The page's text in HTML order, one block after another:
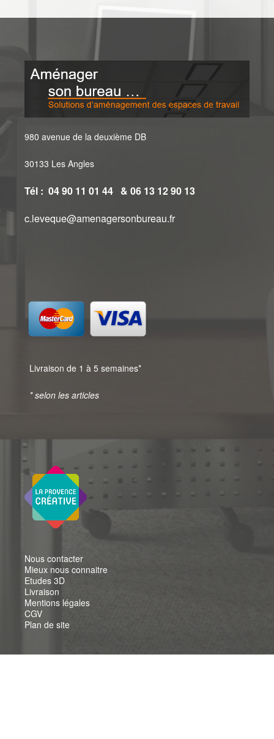
980 avenue de la deuxième DB
30133 Les Angles
Tél : 04 90 11 01 44 & 06 13 12 90 13
c.leveque@amenagersonbureau.fr
Livraison de 1 à 5 semaines*
* selon les articles
Nous contacter
Mieux nous connaitre
Etudes 3D
Livraison
Mentions légales
CGV
Plan de site